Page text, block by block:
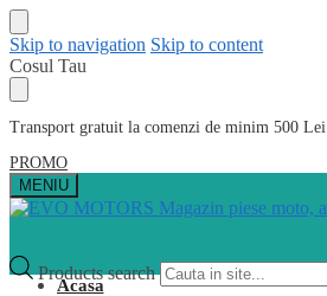
Skip to navigation Skip to content
Cosul Tau
Transport gratuit la comenzi de minim 500 Lei
PROMO
MENIU
Products search
Acasa